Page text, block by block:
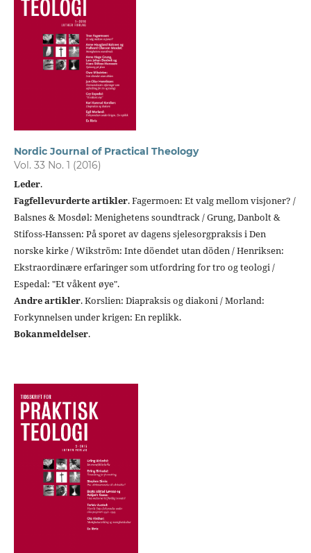
Nordic Journal of Practical Theology
Vol. 33 No. 1 (2016)
Leder.
Fagfellevurderte artikler. Fagermoen: Et valg mellom visjoner? /
Balsnes & Mosdøl: Menighetens soundtrack / Grung, Danbolt &
Stifoss-Hanssen: På sporet av dagens sjelesorgpraksis i Den
norske kirke / Wikström: Inte döendet utan döden / Henriksen:
Ekstraordinære erfaringer som utfordring for tro og teologi /
Espedal: "Et våkent øye".
Andre artikler. Korslien: Diapraksis og diakoni / Morland:
Forkynnelsen under krigen: En replikk.
Bokanmeldelser.